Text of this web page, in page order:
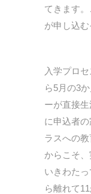
てきます
が申し込む
入学プロ
ら5月の3
ーが直接
に申込者
ラスへの
からこそ
いきわた
ら離れて